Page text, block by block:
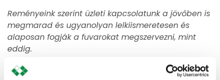
Reményeink szerint üzleti kapcsolatunk a jövőben is
megmarad és ugyanolyan lelkiismeretesen és
alaposan fogják a fuvarokat megszervezni, mint
eddig.